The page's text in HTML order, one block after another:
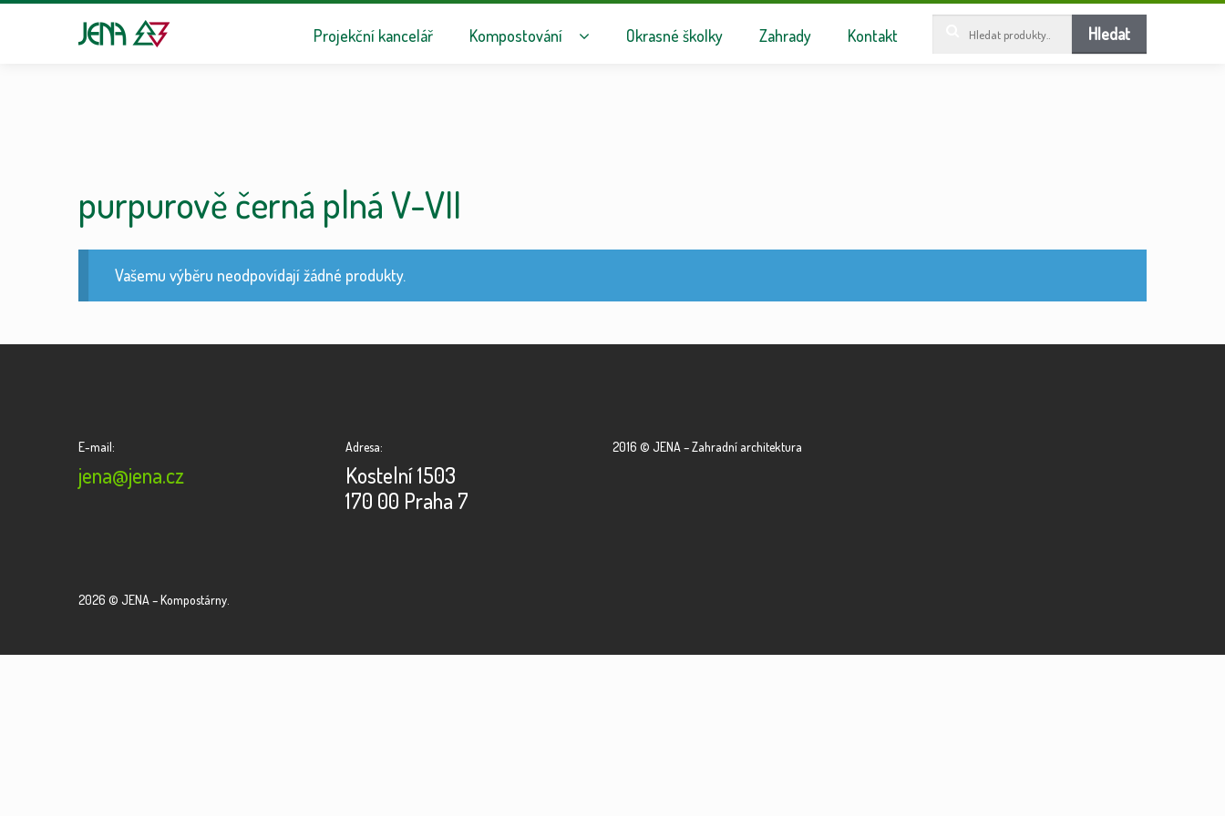
Přeskočit na navigaci
Přejít k obsahu webu
Hledat
Projekční kancelář Kompostování Okrasné školky Zahrady Kontakt
purpurově černá plná V-VII
Vašemu výběru neodpovídají žádné produkty.
E-mail:
jena@jena.cz
Adresa:
Kostelní 1503
170 00 Praha 7
2016 © JENA – Zahradní architektura
2026 © JENA – Kompostárny.